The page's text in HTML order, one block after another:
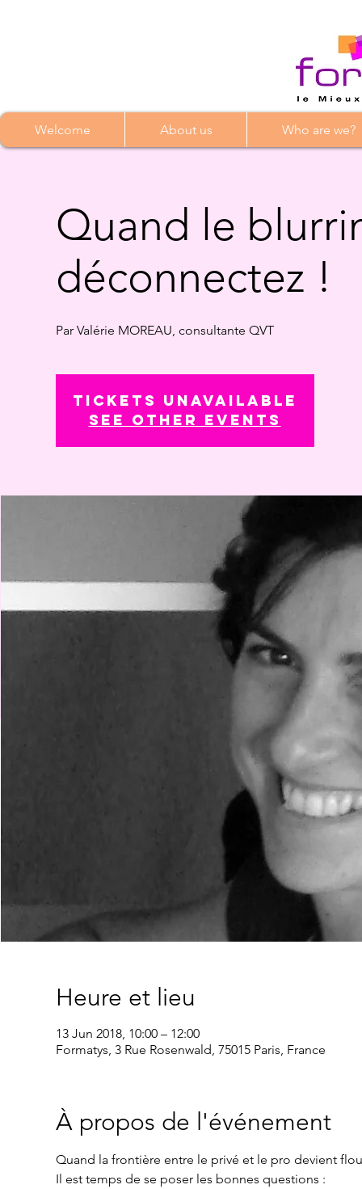
Welcome About us Who are we?
Quand le
déconnectez !
Par Valérie MOREAU, consultante QVT
Tickets Unavailable
See other events
Heure et lieu
13 Jun 2018, 10:00 – 12:00
Formatys, 3 Rue Rosenwald, 75015 Paris, France
À propos de l'événement
Quand la frontière entre le privé et le pro devient